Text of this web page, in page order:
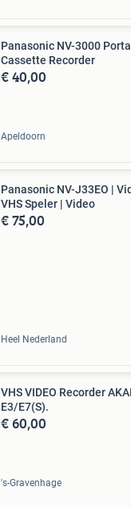
Panasonic NV-3000
Cassette Recorder
€ 40,00
Apeldoorn
Panasonic NV-J33EO |
VHS Speler | Video
€ 75,00
Heel Nederland
VHS VIDEO Recorder
E3/E7(S).
€ 60,00
's-Gravenhage